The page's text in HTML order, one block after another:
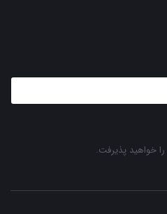
را خواهید پذیرفت.